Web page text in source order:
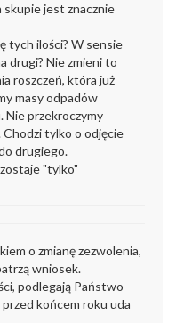
skupie jest znacznie
tych ilości? W sensie
drugi? Nie zmieni to
roszczeń, która już
masy odpadów
Nie przekroczymy
tylko o odjęcie
drugiego.
"tylko"
o zmianę zezwolenia,
wniosek.
podlegają Państwo
końcem roku uda